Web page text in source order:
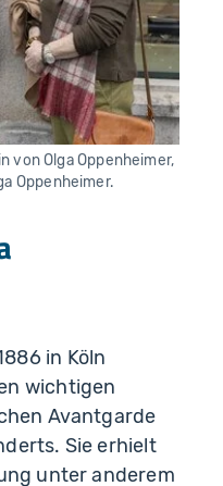
von Olga Oppenheimer,
Oppenheimer.
in Köln
wichtigen
Avantgarde
Sie erhielt
unter anderem